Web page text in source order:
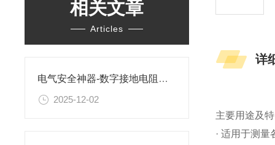
相关文章
Articles
电气安全神器-数字接地电阻测试仪
2025-12-02
详
主要用途及
· 适用于测